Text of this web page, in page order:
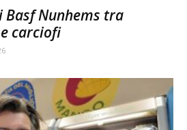
Basf Nunhems tra
carciofi